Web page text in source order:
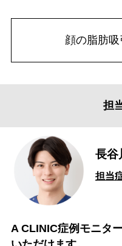
顔の脂肪
担
長谷
担当
A CLINIC症例モニタ